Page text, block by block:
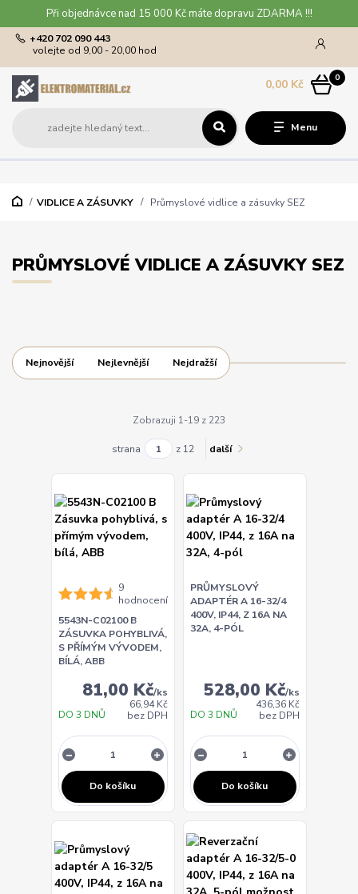
Při objednávce nad 15 000 Kč máte dopravu ZDARMA !!!
Menu
+420 702 090 443
volejte od 9,00 - 20,00 hod
0
0,00 Kč
VIDLICE A ZÁSUVKY Průmyslové vidlice a zásuvky SEZ
PRŮMYSLOVÉ VIDLICE A ZÁSUVKY SEZ
Nejnovější Nejlevnější Nejdražší
Zobrazuji 1-19 z 223
strana z 12 další
9
hodnocení
5543N-C02100 B
ZÁSUVKA POHYBLIVÁ,
S PŘÍMÝM VÝVODEM,
BÍLÁ, ABB
81,00 Kč/ks
66,94 Kč
bez DPH
DO 3 DNŮ
Do košíku
PRŮMYSLOVÝ
ADAPTÉR A 16-32/4
400V, IP44, Z 16A NA
32A, 4-PÓL
528,00 Kč/ks
436,36 Kč
bez DPH
DO 3 DNŮ
Do košíku